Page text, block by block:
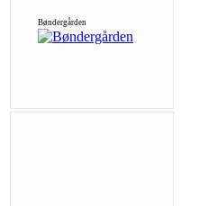
Bøndergården